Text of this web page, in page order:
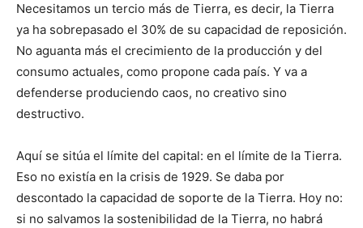
Necesitamos un tercio más de Tierra, es decir, la Tierra
ya ha sobrepasado el 30% de su capacidad de reposición.
No aguanta más el crecimiento de la producción y del
consumo actuales, como propone cada país. Y va a
defenderse produciendo caos, no creativo sino
destructivo.
Aquí se sitúa el límite del capital: en el límite de la Tierra.
Eso no existía en la crisis de 1929. Se daba por
descontado la capacidad de soporte de la Tierra. Hoy no:
si no salvamos la sostenibilidad de la Tierra, no habrá